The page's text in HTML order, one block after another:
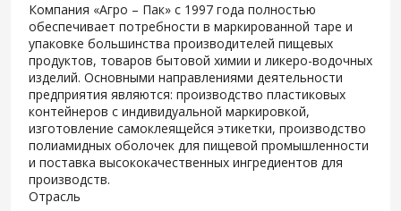
Компания «Агро – Пак» с 1997 года полностью
обеспечивает потребности в маркированной таре и
упаковке большинства производителей пищевых
продуктов, товаров бытовой химии и ликеро-водочных
изделий. Основными направлениями деятельности
предприятия являются: производство пластиковых
контейнеров с индивидуальной маркировкой,
изготовление самоклеящейся этикетки, производство
полиамидных оболочек для пищевой промышленности
и поставка высококачественных ингредиентов для
производств.
Отрасль